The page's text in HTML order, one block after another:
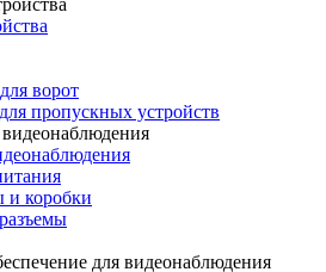
ворот
пропускных устройств
коробки